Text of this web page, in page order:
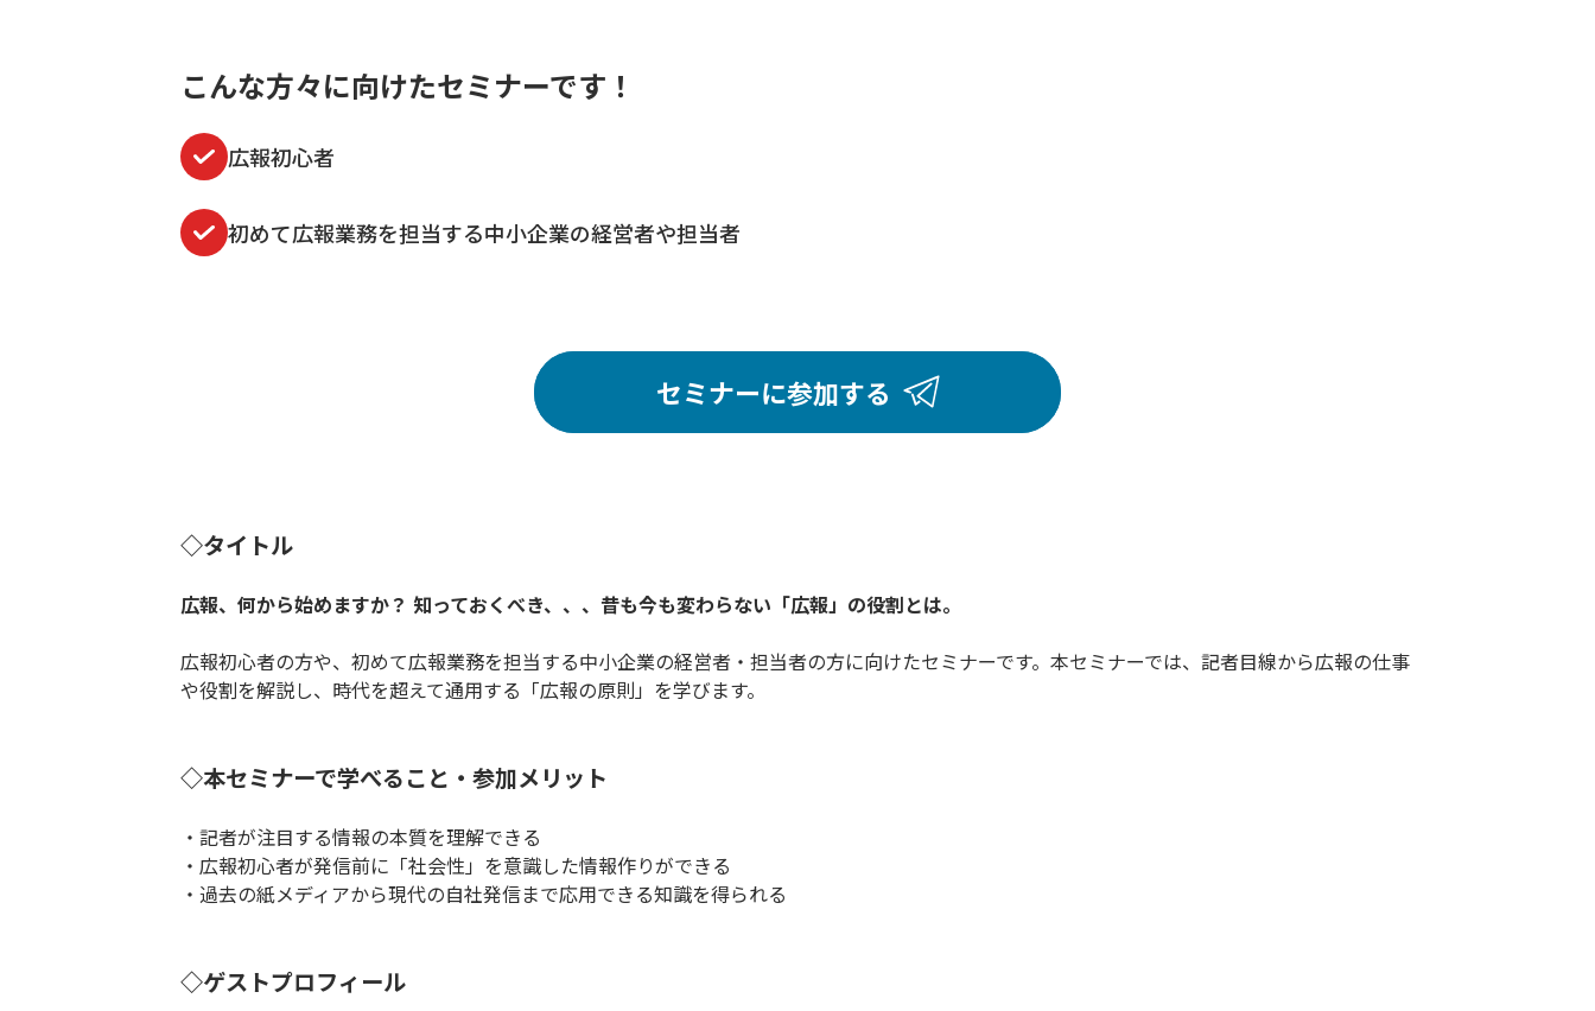
こんな方々に向けたセミナーです！
広報初心者
初めて広報業務を担当する中小企業の経営者や担当者
セミナーに参加する
◇タイトル
広報、何から始めますか？ 知っておくべき、、、昔も今も変わらない「広報」の役割とは。
広報初心者の方や、初めて広報業務を担当する中小企業の経営者・担当者の方に向けたセミナーです。本セミナーでは、記者目線から広報の仕事
や役割を解説し、時代を超えて通用する「広報の原則」を学びます。
◇本セミナーで学べること・参加メリット
・記者が注目する情報の本質を理解できる
・広報初心者が発信前に「社会性」を意識した情報作りができる
・過去の紙メディアから現代の自社発信まで応用できる知識を得られる
◇ゲストプロフィール